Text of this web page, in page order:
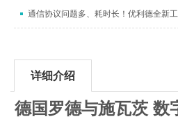
通信协议问题多、耗时长！优利德全新
详细介绍
德国罗德与施瓦茨 数